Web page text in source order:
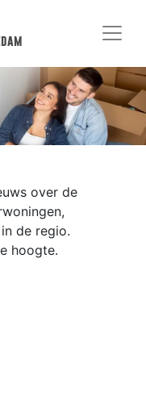
over de
de regio.
hoogte.